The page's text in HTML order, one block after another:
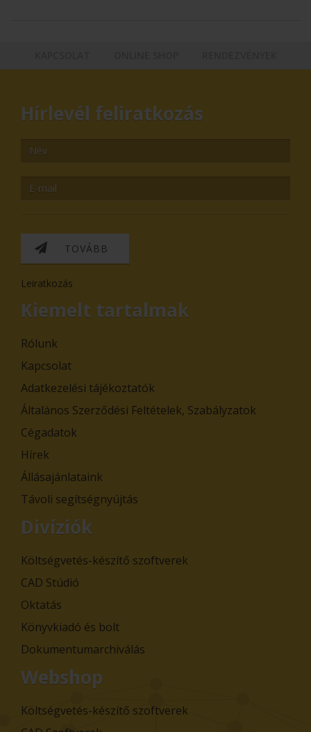
Hírlevél feliratkozás
TOVÁBB
Leiratkozás
Kiemelt tartalmak
Rólunk
Kapcsolat
Adatkezelési tájékoztatók
Általános Szerződési Feltételek, Szabályzatok
Cégadatok
Hírek
Állásajánlataink
Távoli segítségnyújtás
Divíziók
Költségvetés-készítő szoftverek
CAD Stúdió
Oktatás
Könyvkiadó és bolt
Dokumentumarchiválás
Webshop
Költségvetés-készítő szoftverek